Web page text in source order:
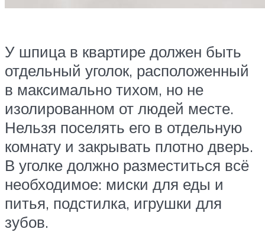
У шпица в квартире должен быть
отдельный уголок, расположенный
в максимально тихом, но не
изолированном от людей месте.
Нельзя поселять его в отдельную
комнату и закрывать плотно дверь.
В уголке должно разместиться всё
необходимое: миски для еды и
питья, подстилка, игрушки для
зубов.